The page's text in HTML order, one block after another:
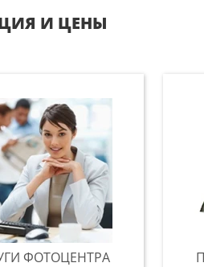
И ЦЕНЫ
ФОТОЦЕНТРА